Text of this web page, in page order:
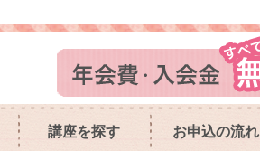
講座を探す お申込の流れ